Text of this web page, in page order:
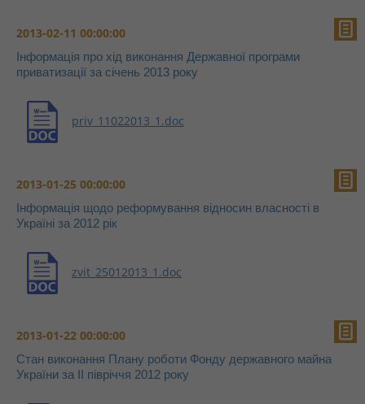
2013-02-11 00:00:00
Інформація про хід виконання Державної програми
приватизації за січень 2013 року
priv_11022013_1.doc
2013-01-25 00:00:00
Інформація щодо реформування відносин власності в
Україні за 2012 рік
zvit_25012013_1.doc
2013-01-22 00:00:00
Стан виконання Плану роботи Фонду державного майна
України за ІI півріччя 2012 року